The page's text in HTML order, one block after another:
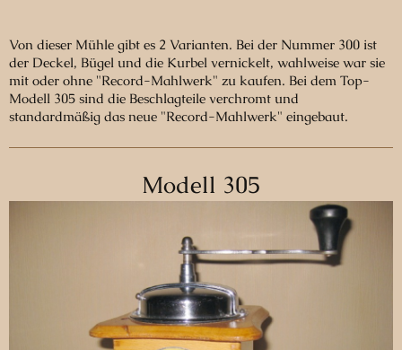
Von dieser Mühle gibt es 2 Varianten. Bei der Nummer 300 ist
der Deckel, Bügel und die Kurbel vernickelt, wahlweise war sie
mit oder ohne "Record-Mahlwerk" zu kaufen. Bei dem Top-
Modell 305 sind die Beschlagteile verchromt und
standardmäßig das neue "Record-Mahlwerk" eingebaut.
Modell 305